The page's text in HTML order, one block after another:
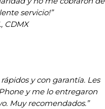
servicio!”
CDMX
rápidos y con garantía. Les
y me lo entregaron
Muy recomendados.”